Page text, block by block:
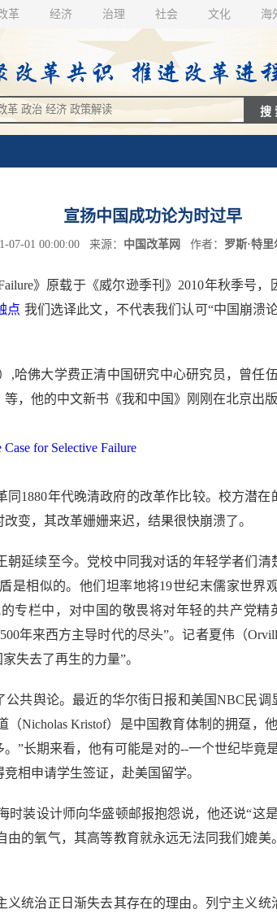
革 经济 治理 社会 文化 海
宣扬中国成功论为时过早
07-01 00:00:00 来源： 中国改革网 作者： 罗斯·特
》原载于《威尔逊季刊》2010年秋季号
点 我们选译此文，不代表我们认可“中国崩溃
,哈佛大学费正清中国研究中心研究员，曾
，他的中文新书《我和中国》刚刚在北京出版
for Selective Failure
年代晚清政府的改革作比较。校方潜在
变，其改革姗姗来迟，结果很快崩溃了。
续至今。党校中同我对话的年轻学者们清
是相似的。他们坦率地将19世纪末儒家世界
专栏中，对中国的敬畏将对年轻的共产党
年来西方主导时代的尽头”。记者夏伟（
失去了再生的力量”。
舆论。最近的华尔街日报和美国NBC民调
Nicholas Kristof）是中国教育体制的拥趸，
”长期来看，他有可能是对的--一个世纪毕竟
相申请学生签证，赴美国留学。
设计师向华盛顿邮报抱怨说，他还说“这
的氧气，其高等教育就永远无法同我们媲
治正日渐失去其存在的理由。列宁主义统